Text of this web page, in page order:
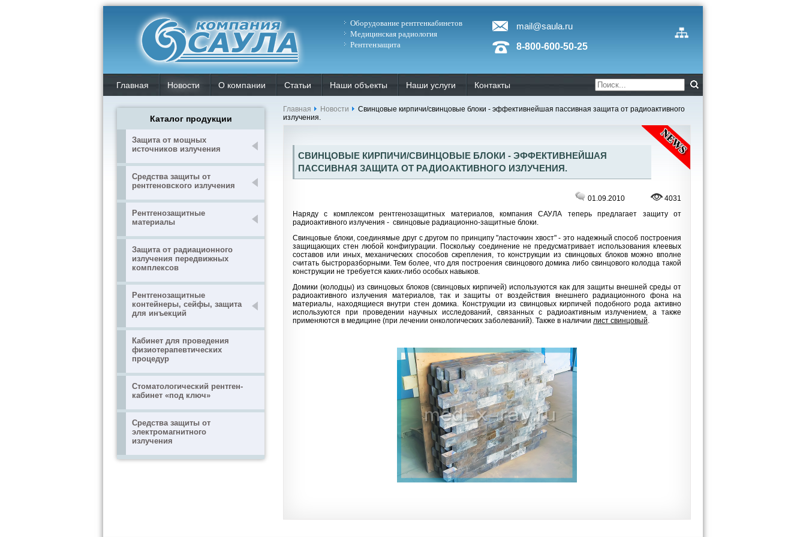
Оборудование рентгенкабинетов
Медицинская радиология
Рентгензащита
mail@saula.ru
8-800-600-50-25
Главная Новости О компании Статьи Наши объекты Наши услуги Контакты
Каталог продукции
Защита от мощных
источников излучения
Средства защиты от
рентгеновского излучения
Рентгенозащитные
материалы
Защита от радиационного
излучения передвижных
комплексов
Рентгенозащитные
контейнеры, сейфы, защита
для инъекций
Кабинет для проведения
физиотерапевтических
процедур
Стоматологический рентген-
кабинет «под ключ»
Средства защиты от
электромагнитного
излучения
Главная Новости
Свинцовые кирпичи/свинцовые блоки - эффективнейшая пассивная защита от радиоактивного
излучения.
СВИНЦОВЫЕ КИРПИЧИ/СВИНЦОВЫЕ БЛОКИ - ЭФФЕКТИВНЕЙШАЯ
ПАССИВНАЯ ЗАЩИТА ОТ РАДИОАКТИВНОГО ИЗЛУЧЕНИЯ.
01.09.2010
4031
Наряду с комплексом рентгенозащитных материалов, компания САУЛА теперь предлагает защиту от
радиоактивного излучения - свинцовые радиационно-защитные блоки.
Свинцовые блоки, соединямые друг с другом по принципу "ласточкин хвост" - это надежный способ построения
защищающих стен любой конфигурации. Поскольку соединение не предусматривает использования клеевых
составов или иных, механических способов скрепления, то конструкции из свинцовых блоков можно вполне
считать быстроразборными. Тем более, что для построения свинцового домика либо свинцового колодца такой
конструкции не требуется каких-либо особых навыков.
Домики (колодцы) из свинцовых блоков (свинцовых кирпичей) используются как для защиты внешней среды от
радиоактивного излучения материалов, так и защиты от воздействия внешнего радиационного фона на
материалы, находящиеся внутри стен домика. Конструкции из свинцовых кирпичей подобного рода активно
используются при проведении научных исследований, связанных с радиоактивным излучением, а также
применяются в медицине (при лечении онкологических заболеваний). Также в наличии лист свинцовый.